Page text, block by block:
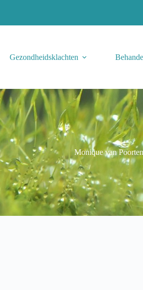
Gezondheidsklachten
Monique van